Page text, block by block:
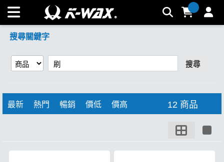
【刷】搜尋結果 | K-WAX台灣汽車美容材料
搜尋關鍵字
搜尋
最新 熱門 暢銷 價低 價高 12 商品